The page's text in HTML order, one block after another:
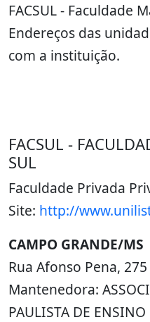
FACSUL - Faculdade
Endereços das
com a instituição.
FACSUL -
SUL
Faculdade Privada
Site: http://
CAMPO GRANDE/MS
Rua Afonso Pena,
Mantenedora:
PAULISTA DE